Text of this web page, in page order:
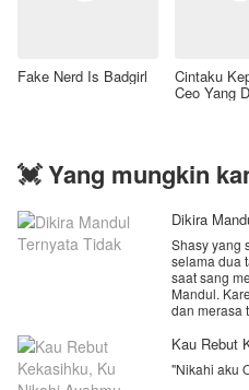
Fake Nerd Is Badgirl Cintaku
Ceo Yang
💓 Yang mungkin
Dikira
Shasy yang
selama dua
saat sang
Mandul.
dan merasa
bersama
amarah dan
Kau Rebut
"Nikahi aku